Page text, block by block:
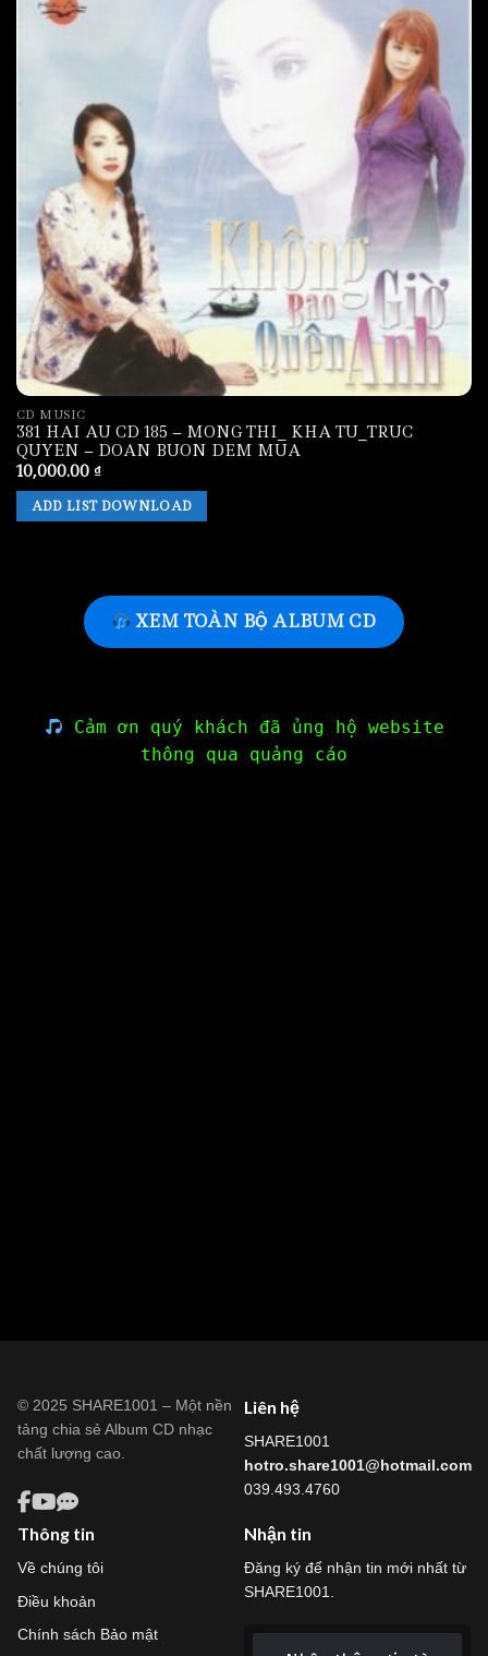
CD MUSIC
381 HAI AU CD 185 – MONG THI_ KHA TU_TRUC
QUYEN – DOAN BUON DEM MUA
10,000.00 ₫
ADD LIST DOWNLOAD
XEM TOÀN BỘ ALBUM CD
Cảm ơn quý khách đã ủng hộ website
thông qua quảng cáo
© 2025 SHARE1001 – Một nền
tảng chia sẻ Album CD nhạc
chất lượng cao.
Liên hệ
SHARE1001
hotro.share1001@hotmail.com
039.493.4760
Thông tin
Về chúng tôi
Điều khoản
Chính sách Bảo mật
Nhận tin
Đăng ký để nhận tin mới nhất từ
SHARE1001.